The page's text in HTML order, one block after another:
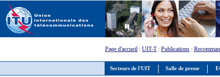
Secteurs de l'UIT Salle de presse
Page d'accueil : UIT-T: Publications :